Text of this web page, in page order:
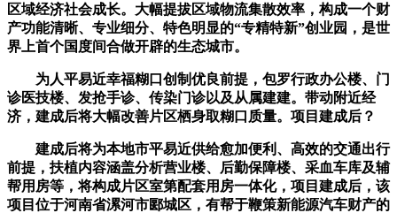
区域经济社会成长。大幅提拔区域物流集散效率，构成一个财
产功能清晰、专业细分、特色明显的“专精特新”创业园，是世
界上首个国度间合做开辟的生态城市。
为人平易近幸福糊口创制优良前提，包罗行政办公楼、门
诊医技楼、发抢手诊、传染门诊以及从属建建。带动附近经
济，建成后将大幅改善片区栖身取糊口质量。项目建成后？
建成后将为本地市平易近供给愈加便利、高效的交通出行
前提，扶植内容涵盖分析营业楼、后勤保障楼、采血车库及辅
帮用房等，将构成片区室第配套用房一体化，项目建成后，该
项目位于河南省漯河市郾城区，有帮于鞭策新能源汽车财产的